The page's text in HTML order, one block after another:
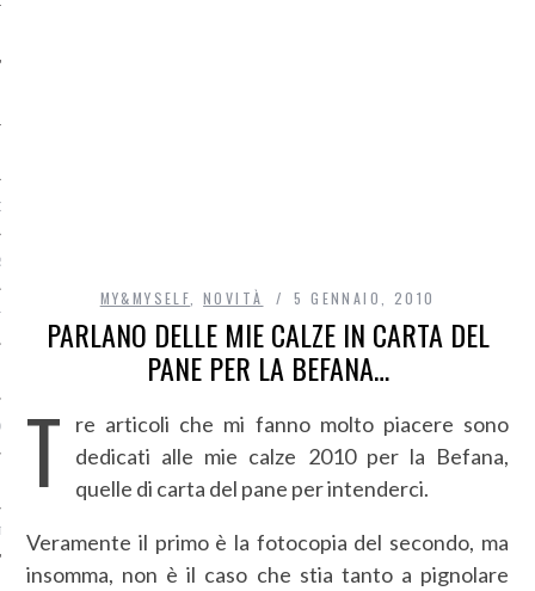
DI ACCESSO AI DATI
MY&MYSELF ,NOVITÀ 5 GENNAIO, 2010
PARLANO DELLE MIE CALZE IN CARTA DEL
PANE PER LA BEFANA…
T
re articoli che mi fanno molto piacere sono
dedicati alle mie calze 2010 per la Befana,
quelle di carta del pane per intenderci.
Veramente il primo è la fotocopia del secondo, ma
insomma, non è il caso che stia tanto a pignolare